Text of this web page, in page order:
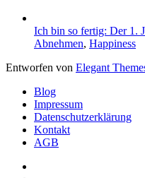
Ich bin so fertig: Der 1.
Abnehmen, Happiness
Entworfen von Elegant
Blog
Impressum
Datenschutzerklärung
Kontakt
AGB